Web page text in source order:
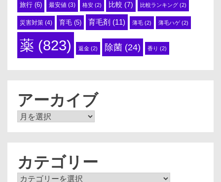
旅行 (6) 最安値 (3) 格安 (2) 比較 (7) 比較ランキング (2)
災害対策 (4) 育毛 (5) 育毛剤 (11) 薄毛 (2) 薄毛ハゲ(2)
薬 (823) 返金 (2) 除菌 (24) 香り (2)
アーカイブ
ア
カテゴリー
カ